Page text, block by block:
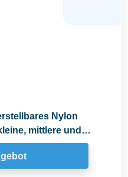
Nylon
mittlere und